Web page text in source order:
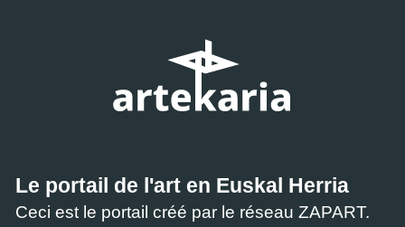
Le portail de l'art en Euskal Herria
Ceci est le portail créé par le réseau ZAPART.